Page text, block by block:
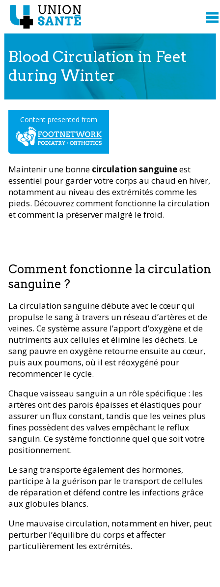
Blood Circulation in Feet
during Winter
Content presented from
Maintenir une bonne circulation sanguineest
essentiel pour garder votre corps au chaud en hiver,
notamment au niveau des extrémités comme les
pieds. Découvrez comment fonctionne la circulation
et comment la préserver malgré le froid.
Comment fonctionne la circulation
sanguine ?
La circulation sanguine débute avec le cœur qui
propulse le sang à travers un réseau d’artères et de
veines. Ce système assure l’apport d’oxygène et de
nutriments aux cellules et élimine les déchets. Le
sang pauvre en oxygène retourne ensuite au cœur,
puis aux poumons, où il est réoxygéné pour
recommencer le cycle.
Chaque vaisseau sanguin a un rôle spécifique : les
artères ont des parois épaisses et élastiques pour
assurer un flux constant, tandis que les veines plus
fines possèdent des valves empêchant le reflux
sanguin. Ce système fonctionne quel que soit votre
positionnement.
Le sang transporte également des hormones,
participe à la guérison par le transport de cellules
de réparation et défend contre les infections grâce
aux globules blancs.
Une mauvaise circulation, notamment en hiver, peut
perturber l’équilibre du corps et affecter
particulièrement les extrémités.